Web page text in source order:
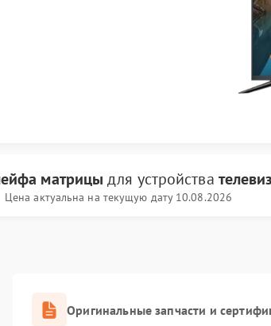
матрицы для устройства
Цена актуальна на текущую дату 10.08.2026
Оригинальные запчасти и